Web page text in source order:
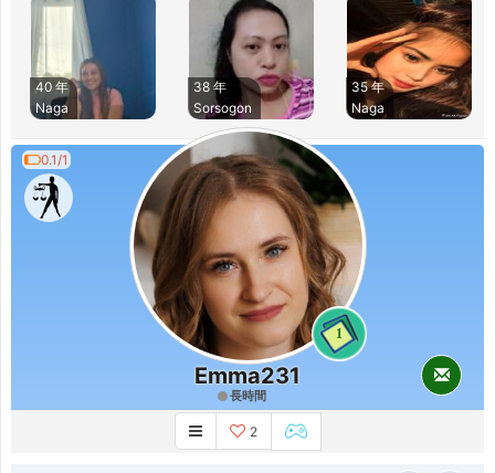
40 年
Naga
38 年
Sorsogon
35 年
Naga
0.1/1
1
Emma231
長時間
2